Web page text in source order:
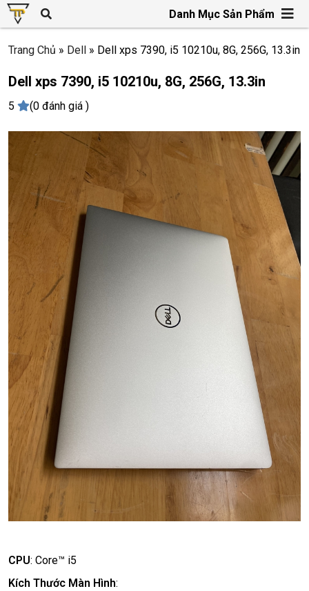
Danh Mục Sản Phẩm
Trang Chủ » Dell » Dell xps 7390, i5 10210u, 8G, 256G, 13.3in
Dell xps 7390, i5 10210u, 8G, 256G, 13.3in
5 (0 đánh giá )
CPU: Core™ i5
Kích Thước Màn Hình: